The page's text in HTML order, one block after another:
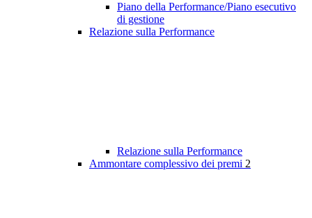
Piano della Performance/Piano esecutivo
di gestione
Relazione sulla Performance
Relazione sulla Performance
Ammontare complessivo dei premi 2